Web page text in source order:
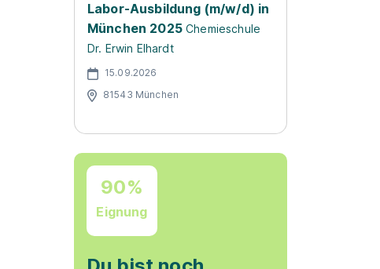
Labor-Ausbildung (m/w/d) in
München 2025 Chemieschule
Dr. Erwin Elhardt
15.09.2026
81543 München
90%
Eignung